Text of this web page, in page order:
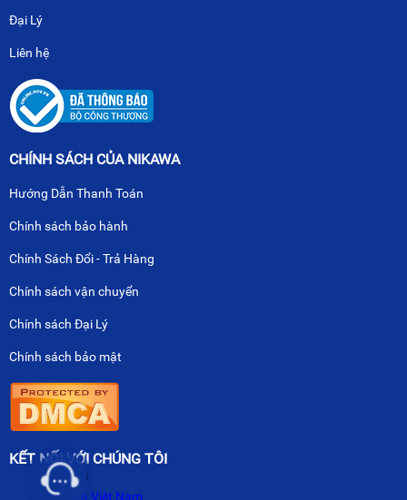
Đại Lý
Liên hệ
CHÍNH SÁCH CỦA NIKAWA
Hướng Dẫn Thanh Toán
Chính sách bảo hành
Chính Sách Đổi - Trả Hàng
Chính sách vận chuyển
Chính sách Đại Lý
Chính sách bảo mật
KẾT NỐI VỚI CHÚNG TÔI
Nikawa Việt Nam